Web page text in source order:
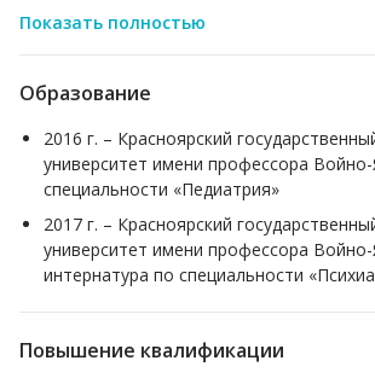
Показать полностью
Образование
2016 г. – Красноярский
университет имени профессора Войно-
специальности «Педиатрия»
2017 г. – Красноярский
университет имени профессора Войно-
интернатура по специальности
Повышение квалификации